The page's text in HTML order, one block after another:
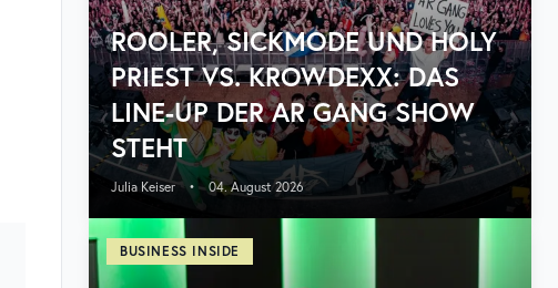
ROOLER, SICKMODE UND HOLY
PRIEST VS. KROWDEXX: DAS
LINE-UP DER AR GANG SHOW
STEHT
Julia Keiser • 04. August 2026
BUSINESS INSIDE